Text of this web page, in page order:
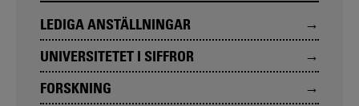
LEDIGA ANSTÄLLNINGAR
UNIVERSITETET I SIFFROR
FORSKNING